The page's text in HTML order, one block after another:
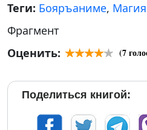
Теги: Бояръаниме, Магия
Фрагмент
Оценить:
(7
Поделиться книгой: